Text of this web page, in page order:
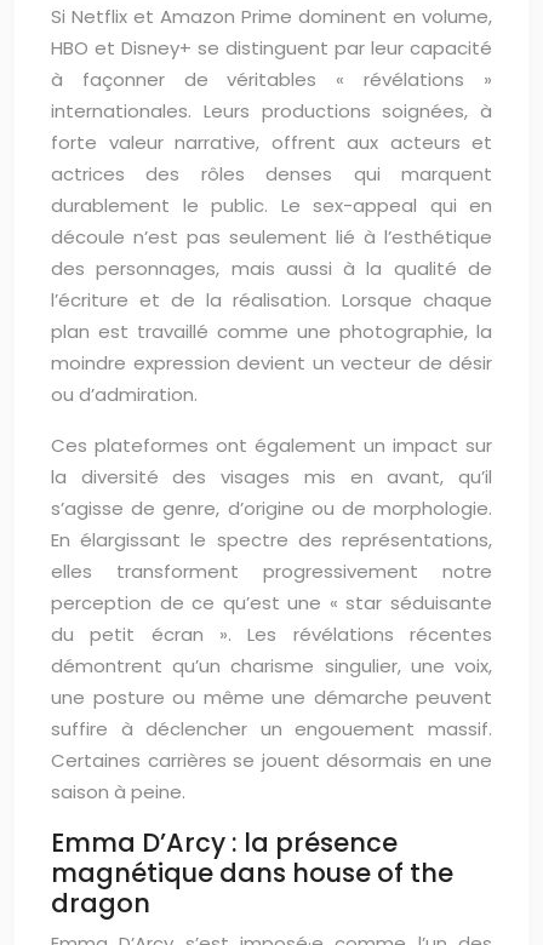
Si Netflix et Amazon Prime dominent en volume,
HBO et Disney+ se distinguent par leur capacité
à façonner de véritables « révélations »
internationales. Leurs productions soignées, à
forte valeur narrative, offrent aux acteurs et
actrices des rôles denses qui marquent
durablement le public. Le sex-appeal qui en
découle n’est pas seulement lié à l’esthétique
des personnages, mais aussi à la qualité de
l’écriture et de la réalisation. Lorsque chaque
plan est travaillé comme une photographie, la
moindre expression devient un vecteur de désir
ou d’admiration.
Ces plateformes ont également un impact sur
la diversité des visages mis en avant, qu’il
s’agisse de genre, d’origine ou de morphologie.
En élargissant le spectre des représentations,
elles transforment progressivement notre
perception de ce qu’est une « star séduisante
du petit écran ». Les révélations récentes
démontrent qu’un charisme singulier, une voix,
une posture ou même une démarche peuvent
suffire à déclencher un engouement massif.
Certaines carrières se jouent désormais en une
saison à peine.
Emma D’Arcy : la présence
magnétique dans house of the
dragon